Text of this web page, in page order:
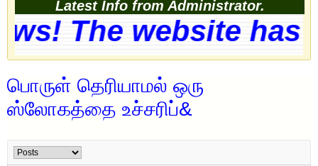
Latest Info from Administrator.
The website
பொருள் தெரியாமல் ஒரு
ஸ்லோகத்தை உச்சரிப்&